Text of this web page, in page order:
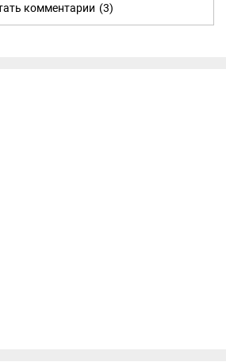
комментарии (3)